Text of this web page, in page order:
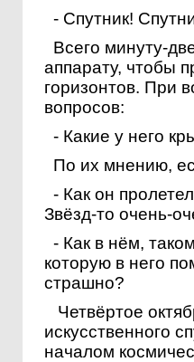
- Спутник!
Всего минуту-
аппарату, чтобы
горизонтов. При
вопросов:
- Какие у него
По их мнению,
- Как он
Звёзд-то очень-
- Как в нём,
которую в него
страшно?
Четвёртое
искусственного
началом